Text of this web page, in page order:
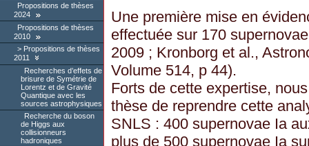
Propositions de thèses
2024
Propositions de thèses
2010
Propositions de thèses
2011
Recherches d’effets de
brisure de Symétrie de
Lorentz et de Gravité
Quantique avec les
sources astrophysiques
Recherche du boson
de Higgs aux
collisionneurs
hadroniques
Une première mise en
effectuée sur 170
2009 ; Kronborg et al.,
Volume 514, p 44).
Forts de cette expertise,
thèse de reprendre cette
SNLS : 400 supernovae Ia
plus de 500 supernovae Ia